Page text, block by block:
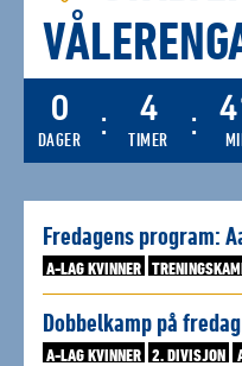
0
DAGER
4
TIMER
Fredagens program:
A-LAG KVINNER
Dobbelkamp på fredag
A-LAG KVINNER 2. DIVISJON